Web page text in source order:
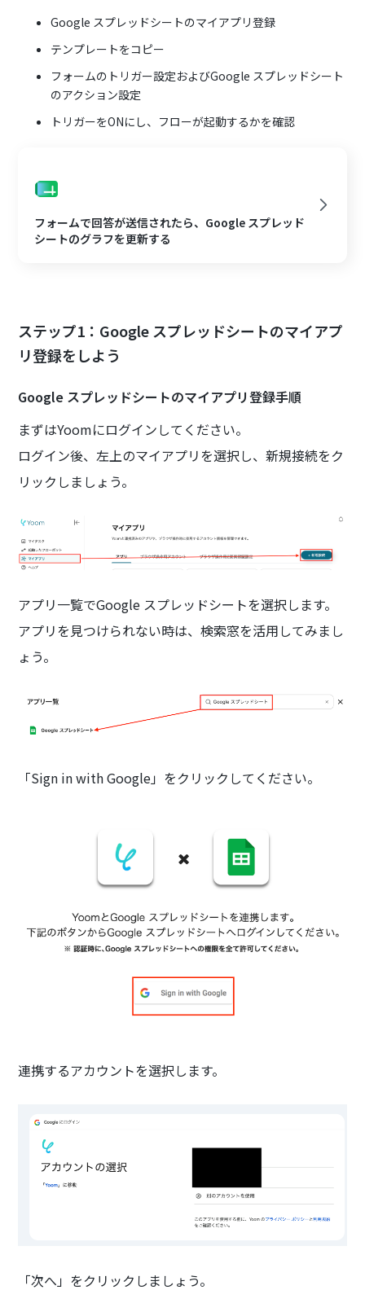
Google スプレッドシートのマイアプリ登録
テンプレートをコピー
フォームのトリガー設定およびGoogle スプレッドシート
のアクション設定
トリガーをONにし、フローが起動するかを確認
フォームで回答が送信されたら、Google スプレッド
シートのグラフを更新する
ステップ1：Google スプレッドシートのマイアプ
リ登録をしよう
Google スプレッドシートのマイアプリ登録手順
まずはYoomにログインしてください。
ログイン後、左上のマイアプリを選択し、新規接続をク
リックしましょう。
アプリ一覧でGoogle スプレッドシートを選択します。
アプリを見つけられない時は、検索窓を活用してみまし
ょう。
「Sign in with Google」をクリックしてください。
連携するアカウントを選択します。
「次へ」をクリックしましょう。